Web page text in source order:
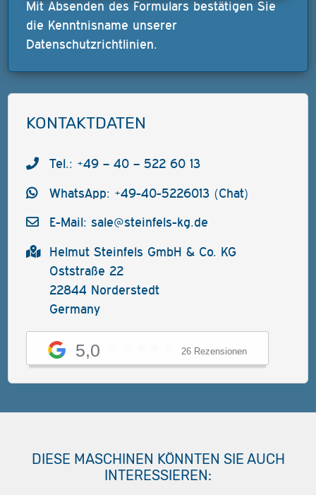
Mit Absenden des Formulars bestätigen Sie
die Kenntnisname unserer
Datenschutzrichtlinien.
KONTAKTDATEN
Tel.: +49 – 40 – 522 60 13
WhatsApp: +49-40-5226013 (Chat)
E-Mail: sale@steinfels-kg.de
Helmut Steinfels GmbH & Co. KG
Oststraße 22
22844 Norderstedt
Germany
5,0 26 Rezensionen
DIESE MASCHINEN KÖNNTEN SIE AUCH
INTERESSIEREN: